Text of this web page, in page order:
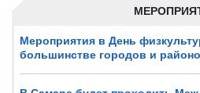
Мероприятия в День
большинстве городов и